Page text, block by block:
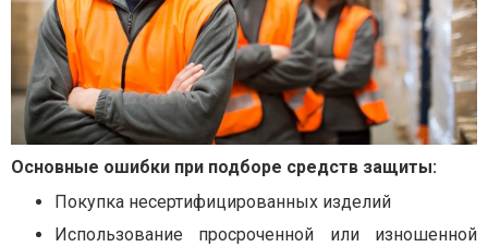
Основные ошибки при подборе средств защиты:
Покупка несертифицированных изделий
Использование просроченной или изношенной